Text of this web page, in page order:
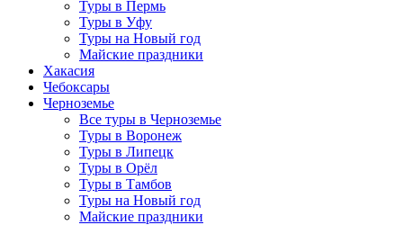
Туры в Пермь
Туры в Уфу
Туры на Новый год
Майские праздники
Хакасия
Чебоксары
Черноземье
Все туры в Черноземье
Туры в Воронеж
Туры в Липецк
Туры в Орёл
Туры в Тамбов
Туры на Новый год
Майские праздники